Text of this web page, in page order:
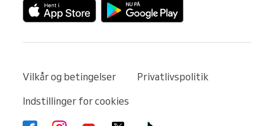
Vilkår og betingelser
Privatlivspolitik
Indstillinger for cookies